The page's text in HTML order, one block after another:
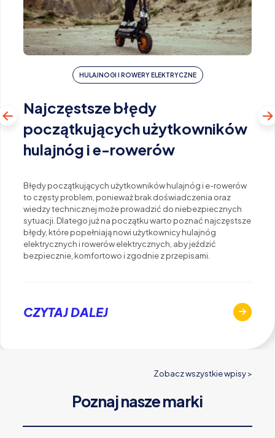
HULAJNOGI I ROWERY ELEKTRYCZNE
Najczęstsze błędy
początkujących użytkowników
hulajnóg i e-rowerów
Błędy początkujących użytkowników hulajnóg i e-rowerów
to częsty problem, ponieważ brak doświadczenia oraz
wiedzy technicznej może prowadzić do niebezpiecznych
sytuacji. Dlatego już na początku warto poznać najczęstsze
błędy, które popełniają nowi użytkownicy hulajnóg
elektrycznych i rowerów elektrycznych, aby jeździć
bezpiecznie, komfortowo i zgodnie z przepisami.
CZYTAJ DALEJ
Zobacz wszystkie wpisy >
Poznaj nasze marki